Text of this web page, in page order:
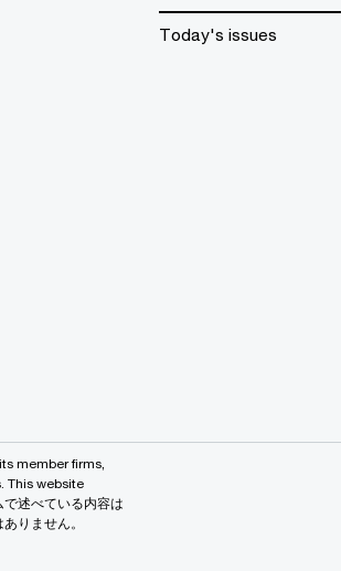
Today's issues
member firms,
This website
述べている内容は
りません。